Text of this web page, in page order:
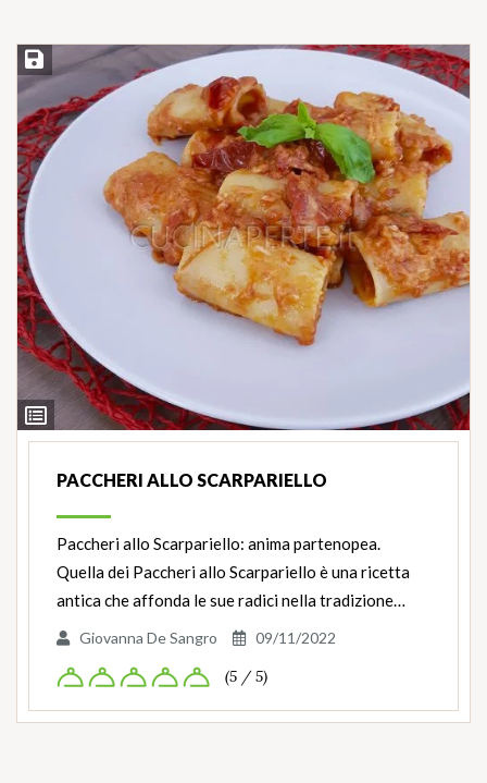
Ingredienti
Salva ricetta
PACCHERI ALLO SCARPARIELLO
Paccheri allo Scarpariello: anima partenopea.
Quella dei Paccheri allo Scarpariello è una ricetta
antica che affonda le sue radici nella tradizione…
Giovanna De Sangro 09/11/2022
(5 / 5)